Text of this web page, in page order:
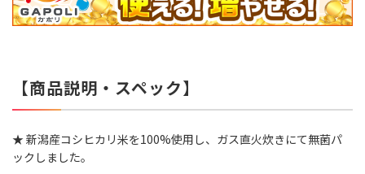
【商品説明・スペック】
★ 新潟産コシヒカリ米を100%使用し、ガス直火炊きにて無菌パ
ックしました。